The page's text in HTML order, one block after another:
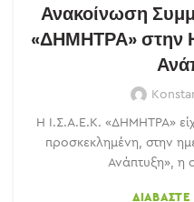
Ανακοίνωση
«ΔΗΜΗΤΡΑ» στην
Η Ι.Σ.Α.Ε.Κ. «ΔΗΜΗΤΡΑ»
προσκεκλημένη, στην
Ανάπτυξη», η
ΔΙΑΒΆΣΤΕ